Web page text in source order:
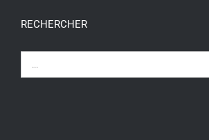
RECHERCHER
sur